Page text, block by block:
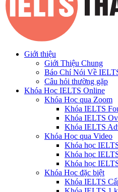
Giới thiệu
Giới Thiệu Chung
Báo Chí Nói Về
Câu hỏi thường gặp
Khóa Học IELTS Online
Khóa Học qua Zoom
Khóa IELTS
Khóa IELTS
Khóa IELTS
Khóa Học qua Video
Khóa học
Khóa học
Khóa học
Khóa Học đặc biệt
Khóa IELTS